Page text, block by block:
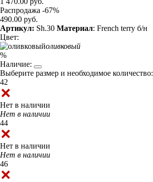
Распродажа -67%
490.00 руб.
Артикул: Sh.30 Материал: French terry б/н
Цвет:
оливковый
%
Наличие:
Выберите размер и необходимое количество:
42
Нет в наличии
Нет в наличии
44
Нет в наличии
Нет в наличии
46